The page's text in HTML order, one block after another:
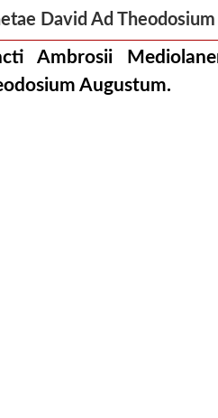
David Ad
augustum.
Ambrosii
Augustum.